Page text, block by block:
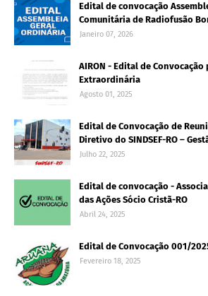
Edital de convocação
Comunitária de Radiofusão
Janeiro 07, 2026
AIRON - Edital de Convocação
Extraordinária
Agosto 01, 2025
Edital de Convocação de
Diretivo do SINDSEF-RO –
Julho 22, 2025
Edital de convocação -
das Ações Sócio Cristã-RO
Abril 24, 2025
Edital de Convocação 001/
Fevereiro 18, 2025